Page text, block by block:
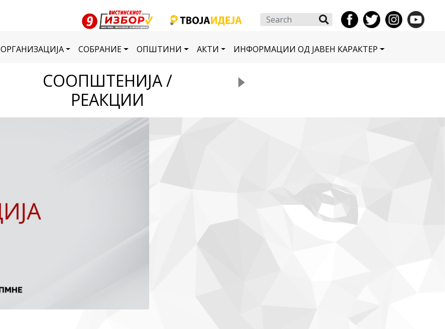
Search
ОРГАНИЗАЦИЈА СОБРАНИЕ ОПШТИНИ АКТИ ИНФОРМАЦИИ ОД ЈАВЕН КАРАКТЕР
СООПШТЕНИЈА /
РЕАКЦИИ